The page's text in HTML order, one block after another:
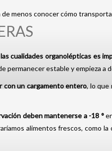
menos conocer cómo
cualidades organolépticas es
permanecer estable y empieza a
con un cargamento entero, lo que
deben mantenerse a -18 °
alimentos frescos, como la